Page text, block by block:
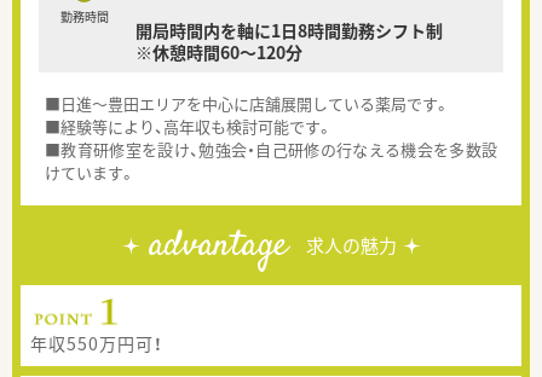
勤務時間
開局時間内を軸に1日8時間勤務シフト制
※休憩時間60～120分
■日進～豊田エリアを中心に店舗展開している薬局です。
■経験等により、高年収も検討可能です。
■教育研修室を設け、勉強会・自己研修の行なえる機会を多数設
けています。
advantage 求人の魅力
年収550万円可！